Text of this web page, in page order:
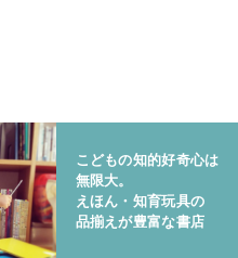
こどもの知的好奇心は
無限大。
えほん・知育玩具の
品揃えが豊富な書店